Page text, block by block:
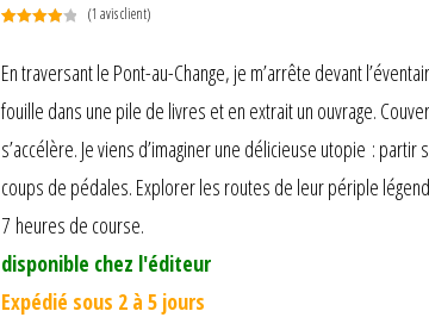
basé
sur
client
(1 avis client)
En traversant le Pont-au-Change, je m’arrête devant
fouille dans une pile de livres et en extrait un ouvrage.
s’accélère. Je viens d’imaginer une délicieuse utopie :
coups de pédales. Explorer les routes de leur périple
7 heures de course.
disponible chez l'éditeur
Expédié sous 2 à 5 jours